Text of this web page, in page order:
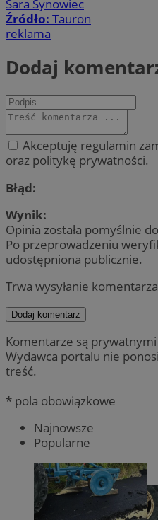
Sara Synowiec
Źródło: Tauron
reklama
Dodaj
Akceptuję regulamin
oraz politykę prywatności.
Błąd:
Wynik:
Opinia została pomyślnie
Po przeprowadzeniu
udostępniona publicznie.
Trwa wysyłanie
Dodaj komentarz
Komentarze są
Wydawca portalu nie
treść.
* pola obowiązkowe
Najnowsze
Popularne